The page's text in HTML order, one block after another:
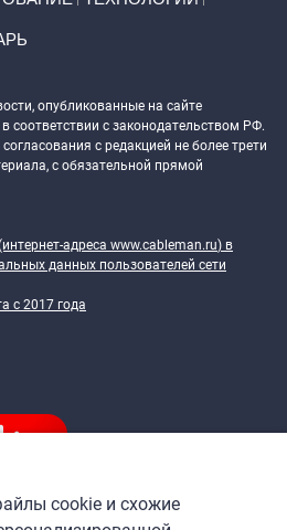
опубликованные на сайте
соответствии с законодательством РФ.
с редакцией не более трети
с обязательной прямой
адреса www.cableman.ru) в
данных пользователей сети
c 2017 года
cookie и схожие